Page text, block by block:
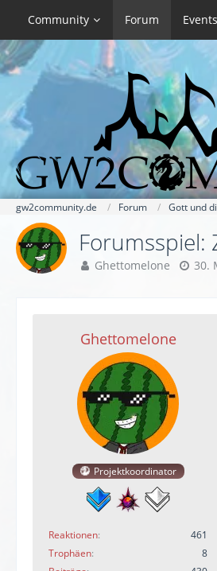
Community Forum Events
gw2community.de Forum Gott und
Forumsspiel:
Ghettomelone 30.
Ghettomelone
Projektkoordinator
Reaktionen
461
Trophäen
8